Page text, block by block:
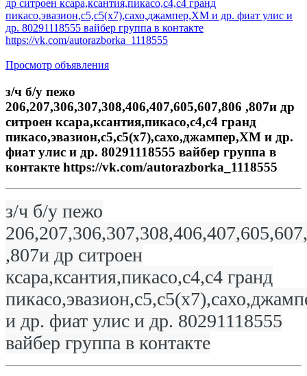
Просмотр объявления
з/ч б/у пежо
206,207,306,307,308,406,407,605,607,806 ,807и др
ситроен ксара,ксантия,пикасо,с4,с4 гранд
пикасо,эвазион,с5,с5(х7),сахо,джампер,ХМ и др.
фиат улис и др. 80291118555 вайбер группа в
контакте https://vk.com/autorazborka_1118555
з/ч б/у пежо
,807и др ситроен
ксара,ксантия,пикасо,с4,с4 гранд
и др. фиат улис и др. 80291118555
вайбер группа в контакте